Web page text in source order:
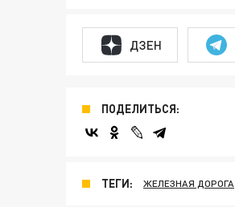
ДЗЕН
ПОДЕЛИТЬСЯ:
ТЕГИ: ЖЕЛЕЗНАЯ ДОРОГА